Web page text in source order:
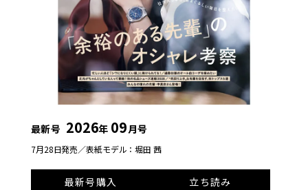
最新号 2026年 09月号
7月28日発売／表紙モデル：堀田 茜
最新号購入
立ち読み